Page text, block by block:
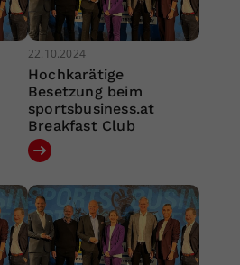
22.10.2024
Hochkarätige
Besetzung beim
sportsbusiness.at
Breakfast Club